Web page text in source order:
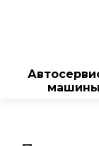
машины